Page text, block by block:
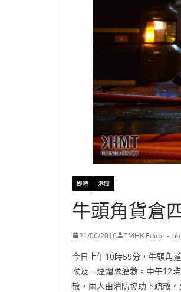
即時 港聞
牛頭角貨倉
21/06/2016 TMHK Editor -
今日上午10時59分，牛頭角
喉及一煙帽隊灌救。中午12
散，兩人由消防協助下疏散